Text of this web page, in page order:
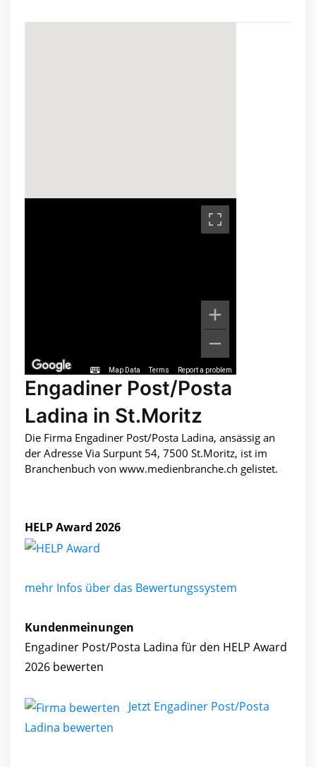
Map Data Terms Report a problem
Engadiner Post/Posta
Ladina in St.Moritz
Die Firma Engadiner Post/Posta Ladina, ansässig an
der Adresse Via Surpunt 54, 7500 St.Moritz, ist im
Branchenbuch von www.medienbranche.ch gelistet.
HELP Award 2026
mehr Infos über das Bewertungssystem
Kundenmeinungen
Engadiner Post/Posta Ladina für den HELP Award
2026 bewerten
Jetzt Engadiner Post/Posta
Ladina bewerten